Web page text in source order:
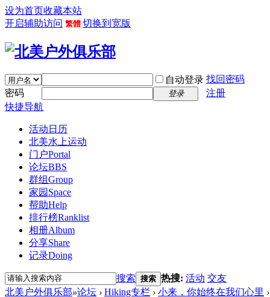
设为首页收藏本站
开启辅助访问 繁體 切换到宽版
自动登录 找回密码
密码
登录
注册
快捷导航
活动日历
北美水上运动
门户Portal
论坛BBS
群组Group
家园 Space
帮助Help
排行榜Ranklist
相册Album
分享Share
记录Doing
搜索 搜索 热搜: 活动 交友
北美户外俱乐部»论坛 › Hiking专栏 › 小来，你始终在我们心里 ›